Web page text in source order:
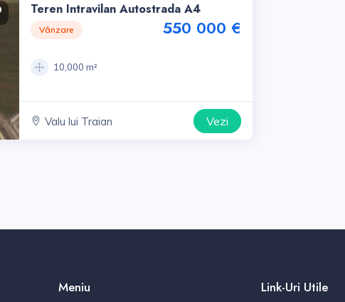
Teren Intravilan Autostrada A4
Vânzare 550 000 €
10,000 m²
Valu lui Traian Vezi
Meniu Link-Uri Utile